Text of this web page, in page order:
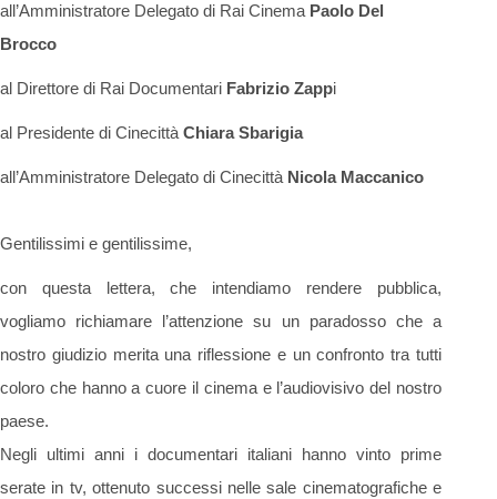
all’Amministratore Delegato di Rai Cinema Paolo Del
Brocco
al Direttore di Rai Documentari Fabrizio Zappi
al Presidente di CinecittàChiara Sbarigia
all’Amministratore Delegato di Cinecittà Nicola Maccanico
Gentilissimi e gentilissime,
con questa lettera, che intendiamo rendere pubblica,
vogliamo richiamare l’attenzione su un paradosso che a
nostro giudizio merita una riflessione e un confronto tra tutti
coloro che hanno a cuore il cinema e l’audiovisivo del nostro
paese.
Negli ultimi anni i documentari italiani hanno vinto prime
serate in tv, ottenuto successi nelle sale cinematografiche e